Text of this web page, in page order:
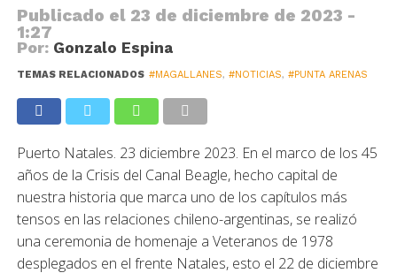
Publicado el 23 de diciembre de 2023 -
1:27
Por: Gonzalo Espina
TEMAS RELACIONADOS #MAGALLANES, #NOTICIAS, #PUNTA ARENAS
Puerto Natales. 23 diciembre 2023. En el marco de los 45
años de la Crisis del Canal Beagle, hecho capital de
nuestra historia que marca uno de los capítulos más
tensos en las relaciones chileno-argentinas, se realizó
una ceremonia de homenaje a Veteranos de 1978
desplegados en el frente Natales, esto el 22 de diciembre